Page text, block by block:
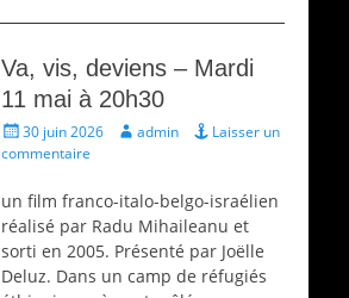
Va, vis, deviens – Mardi
11 mai à 20h30
Écrit
le
30 juin 2026 Auteur
admin
Laisser un
commentaire
un film franco-italo-belgo-israélien
réalisé par Radu Mihaileanu et
sorti en 2005. Présenté par Joëlle
Deluz. Dans un camp de réfugiés